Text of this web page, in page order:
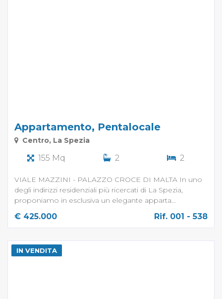
Appartamento, Pentalocale
Centro, La Spezia
155 Mq 2 2
VIALE MAZZINI - PALAZZO CROCE DI MALTA In uno
degli indirizzi residenziali più ricercati di La Spezia,
proponiamo in esclusiva un elegante apparta...
€ 425.000 Rif. 001 - 538
IN VENDITA